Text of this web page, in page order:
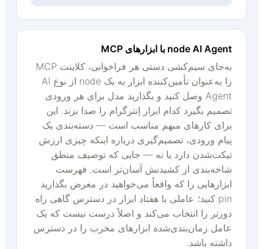
node AI Agent با ابزارهای MCP
به‌جای سیم‌کشی دستی هر فراخوانی، کلاینت MCP
را به‌عنوان تأمین‌کننده ابزار به یک node از نوع AI
Agent وصل کنید و بگذارید مدل برای هر ورودی
تصمیم بگیرد کدام ابزار اِنترگرام را صدا بزند. این
برای کارهای مبهم مناسب است — دسته‌بندی یک
پیام ورودی، تصمیم‌گیری درباره اینکه چیزی ارزش
تیکت‌شدن دارد یا نه — جایی که توصیف منطق
شاخه‌بندی از کشیدنش آسان‌تر است. فهرست
ابزارهایی را که واقعاً می‌خواهید در معرض بگذارید
pin کنید؛ عاملی با هفتاد ابزار در دسترس گاهی راه
دورتر را انتخاب می‌کند و اصلاً درست نیست که یک
عامل زمان‌بندی‌شده ابزارهای مخرب را در دسترس
داشته باشد.